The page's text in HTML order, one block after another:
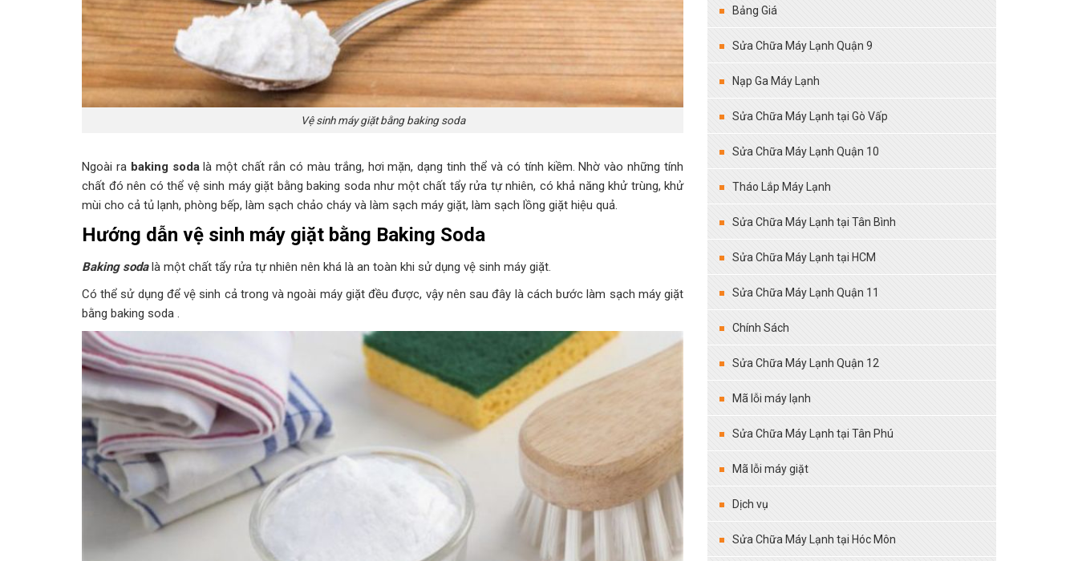
Vệ sinh máy giặt bằng baking soda
Ngoài ra baking sodalà một chất rắn có màu trắng, hơi mặn, dạng tinh thể và có tính kiềm. Nhờ vào những tính
chất đó nên có thể vệ sinh máy giặt bằng baking soda như một chất tẩy rửa tự nhiên, có khả năng khử trùng, khử
mùi cho cả tủ lạnh, phòng bếp, làm sạch chảo cháy và làm sạch máy giặt, làm sạch lồng giặt hiệu quả.
Hướng dẫn vệ sinh máy giặt bằng Baking Soda
Baking sodalà một chất tẩy rửa tự nhiên nên khá là an toàn khi sử dụng vệ sinh máy giặt.
Có thể sử dụng để vệ sinh cả trong và ngoài máy giặt đều được, vậy nên sau đây là cách bước làm sạch máy giặt
bằng baking soda .
Bảng Giá
Sửa Chữa Máy Lạnh Quận 9
Nạp Ga Máy Lạnh
Sửa Chữa Máy Lạnh tại Gò Vấp
Sửa Chữa Máy Lạnh Quận 10
Tháo Lắp Máy Lạnh
Sửa Chữa Máy Lạnh tại Tân Bình
Sửa Chữa Máy Lạnh tại HCM
Sửa Chữa Máy Lạnh Quận 11
Chính Sách
Sửa Chữa Máy Lạnh Quận 12
Mã lỗi máy lạnh
Sửa Chữa Máy Lạnh tại Tân Phú
Mã lỗi máy giặt
Dịch vụ
Sửa Chữa Máy Lạnh tại Hóc Môn